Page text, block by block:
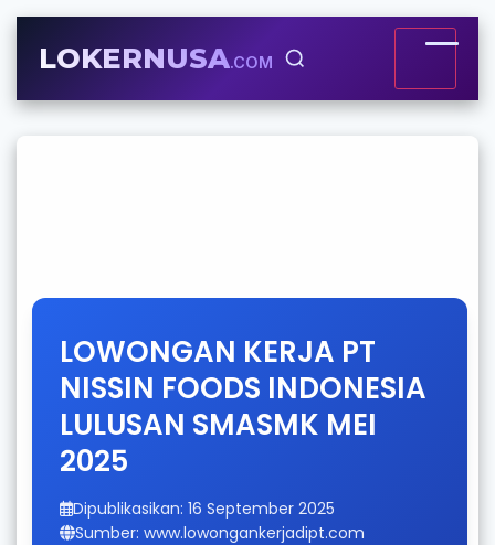
LOKERNUSA.COM
LOWONGAN KERJA PT
NISSIN FOODS INDONESIA
LULUSAN SMASMK MEI
2025
Dipublikasikan: 16 September 2025
Sumber: www.lowongankerjadipt.com